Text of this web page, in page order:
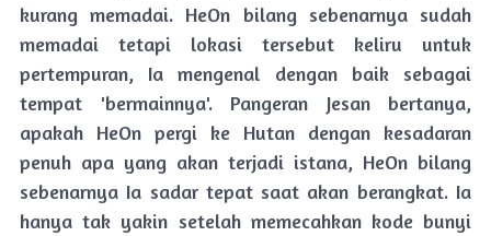
kurang memadai. HeOn bilang sebenarnya sudah
memadai tetapi lokasi tersebut keliru untuk
pertempuran, Ia mengenal dengan baik sebagai
tempat 'bermainnya'. Pangeran Jesan bertanya,
apakah HeOn pergi ke Hutan dengan kesadaran
penuh apa yang akan terjadi istana, HeOn bilang
sebenarnya Ia sadar tepat saat akan berangkat. Ia
hanya tak yakin setelah memecahkan kode bunyi